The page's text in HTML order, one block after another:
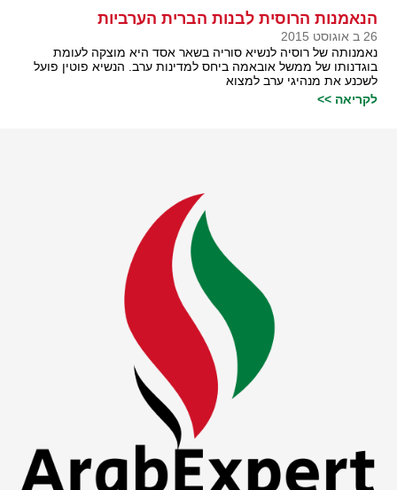
הנאמנות הרוסית לבנות הברית הערביות
26 ב אוגוסט 2015
נאמנותה של רוסיה לנשיא סוריה בשאר אסד היא מוצקה לעומת
בוגדנותו של ממשל אובאמה ביחס למדינות ערב. הנשיא פוטין פועל
לשכנע את מנהיגי ערב למצוא
לקריאה >>